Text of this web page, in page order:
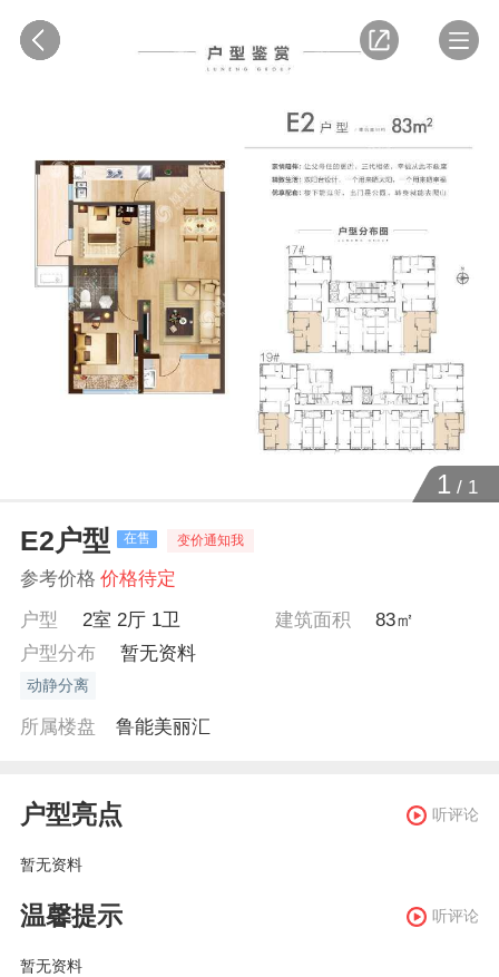
1 / 1
E2户型 在售 变价通知我
参考价格 价格待定
户型
2室 2厅 1卫 建筑面积
83㎡
户型分布
暂无资料
动静分离
所属楼盘 鲁能美丽汇
户型亮点 听评论
暂无资料
温馨提示 听评论
暂无资料